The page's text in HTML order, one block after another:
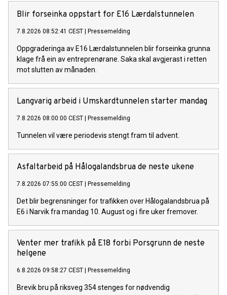
Blir forseinka oppstart for E16 Lærdalstunnelen
7.8.2026 08:52:41 CEST | Pressemelding
Oppgraderinga av E16 Lærdalstunnelen blir forseinka grunna
klage frå ein av entreprenørane. Saka skal avgjerast i retten
mot slutten av månaden.
Langvarig arbeid i Umskardtunnelen starter mandag
7.8.2026 08:00:00 CEST | Pressemelding
Tunnelen vil være periodevis stengt fram til advent.
Asfaltarbeid på Hålogalandsbrua de neste ukene
7.8.2026 07:55:00 CEST | Pressemelding
Det blir begrensninger for trafikken over Hålogalandsbrua på
E6 i Narvik fra mandag 10. August og i fire uker fremover.
Venter mer trafikk på E18 forbi Porsgrunn de neste
helgene
6.8.2026 09:58:27 CEST | Pressemelding
Brevik bru på riksveg 354 stenges for nødvendig